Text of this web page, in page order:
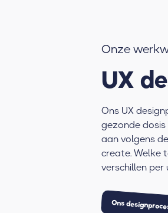
Onze
UX
Ons UX
gezonde
aan volgens
create. Welke
verschillen
Ons